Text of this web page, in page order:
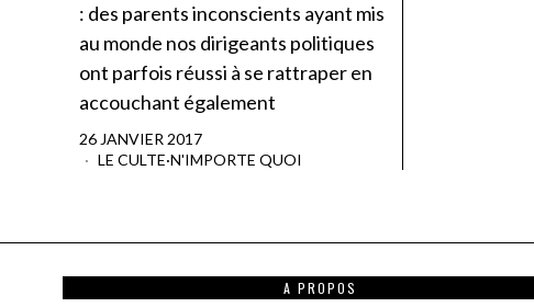
: des parents inconscients ayant mis
au monde nos dirigeants politiques
ont parfois réussi à se rattraper en
accouchant également
26 JANVIER 2017
LE CULTE·N'IMPORTE QUOI
A PROPOS